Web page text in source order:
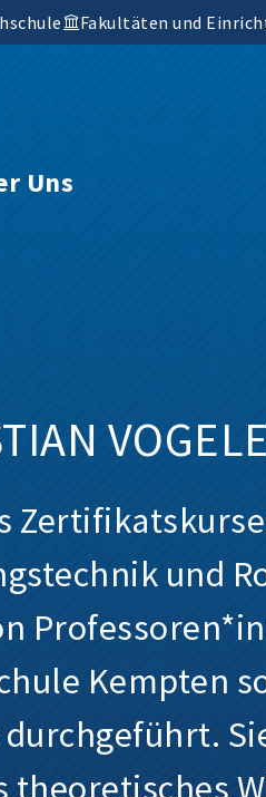
Fakultäten und
Uns
und
Kempten